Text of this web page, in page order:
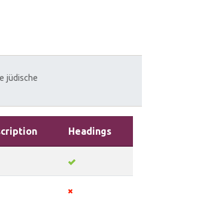
jüdische
Headings